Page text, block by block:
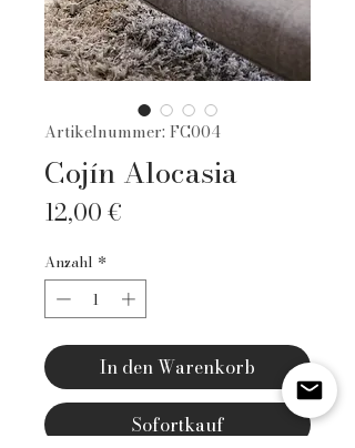
Artikelnummer: FC004
Cojín Alocasia
12,00 €
Anzahl *
In den Warenkorb
Sofortkauf